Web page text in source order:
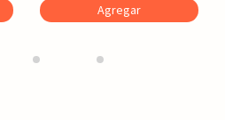
Agregar